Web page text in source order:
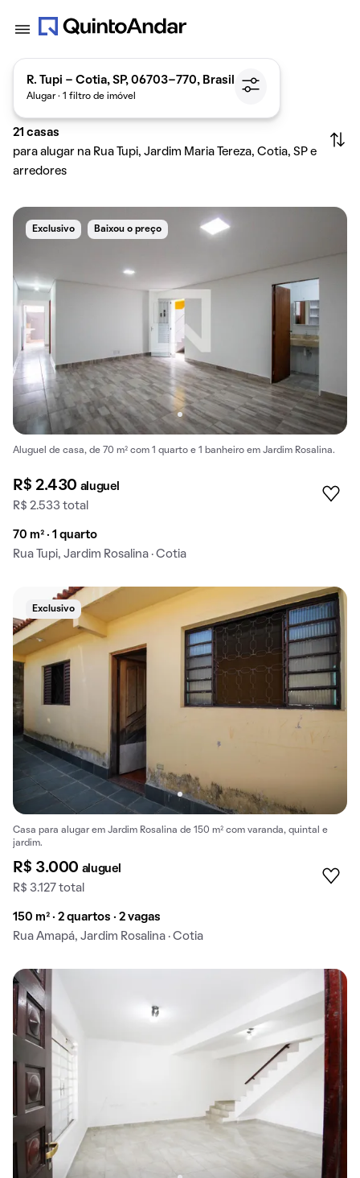
R. Tupi - Cotia, SP, 06703-770, Brasil
Alugar · 1 filtro de imóvel
21 casas
para alugar na Rua Tupi, Jardim Maria Tereza, Cotia, SP e
arredores
Exclusivo Baixou o preço
Aluguel de casa, de 70 m² com 1 quarto e 1 banheiro em Jardim Rosalina.
R$ 2.430 aluguel
R$ 2.533 total
70 m² · 1 quarto
Rua Tupi, Jardim Rosalina · Cotia
Exclusivo
Casa para alugar em Jardim Rosalina de 150 m² com varanda, quintal e
jardim.
R$ 3.000 aluguel
R$ 3.127 total
150 m² · 2 quartos · 2 vagas
Rua Amapá, Jardim Rosalina · Cotia